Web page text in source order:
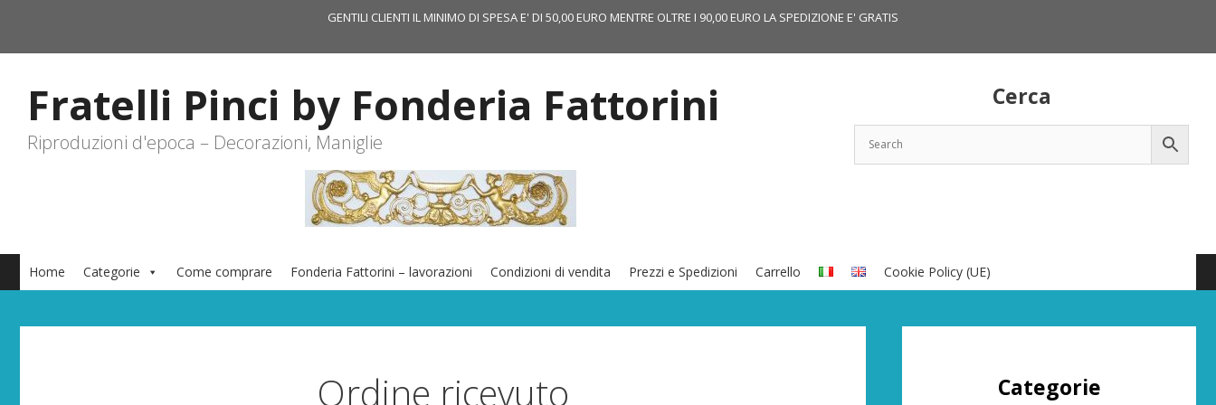
contenuto
GENTILI CLIENTI IL MINIMO DI SPESA E' DI 50,00 EURO MENTRE OLTRE I 90,00 EURO LA SPEDIZIONE E' GRATIS
Cerca
Fratelli Pinci by Fonderia Fattorini
Riproduzioni d'epoca – Decorazioni, Maniglie
Home Categorie Come comprare Fonderia Fattorini – lavorazioni Condizioni di vendita Prezzi e Spedizioni Carrello Cookie Policy (UE)
Ordine ricevuto Categorie